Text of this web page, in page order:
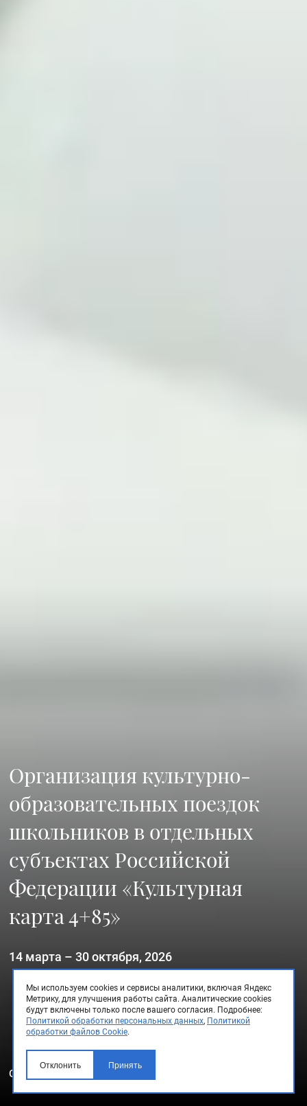
Организация культурно-
образовательных поездок
школьников в отдельных
субъектах Российской
Федерации «Культурная
карта 4+85»
14 марта –30 октября, 2026
О проекте Новости проекта
Мы используем cookies и сервисы аналитики, включая Яндекс
Метрику, для улучшения работы сайта. Аналитические cookies
будут включены только после вашего согласия. Подробнее:
Политикой обработки персональных данных, Политикой
обработки файлов Cookie.
Отклонить Принять